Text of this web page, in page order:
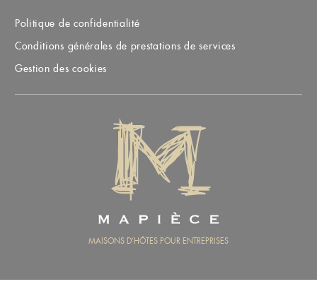
Politique de confidentialité
Conditions générales de prestations de services
Gestion des cookies
MAISONS D’HÔTES POUR ENTREPRISES